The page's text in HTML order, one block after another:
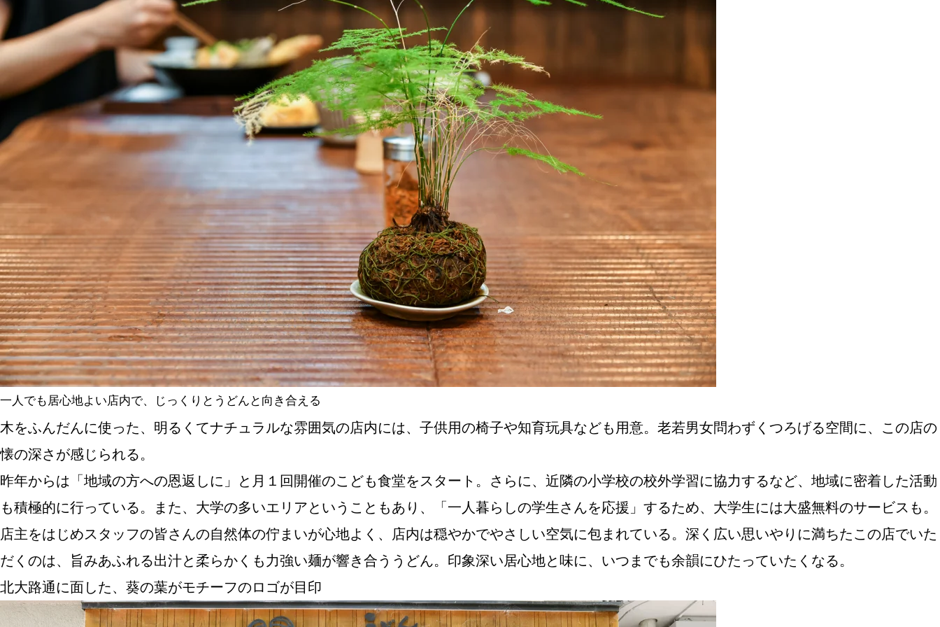
一人でも居心地よい店内で、じっくりとうどんと向き合える
木をふんだんに使った、明るくてナチュラルな雰囲気の店内には、子供用の椅子や知育玩具なども用意。老若男女問わずくつろげる空間に、この店の
懐の深さが感じられる。
昨年からは「地域の方への恩返しに」と月１回開催のこども食堂をスタート。さらに、近隣の小学校の校外学習に協力するなど、地域に密着した活動
も積極的に行っている。また、大学の多いエリアということもあり、「一人暮らしの学生さんを応援」するため、大学生には大盛無料のサービスも。
店主をはじめスタッフの皆さんの自然体の佇まいが心地よく、店内は穏やかでやさしい空気に包まれている。深く広い思いやりに満ちたこの店でいた
だくのは、旨みあふれる出汁と柔らかくも力強い麺が響き合ううどん。印象深い居心地と味に、いつまでも余韻にひたっていたくなる。
北大路通に面した、葵の葉がモチーフのロゴが目印